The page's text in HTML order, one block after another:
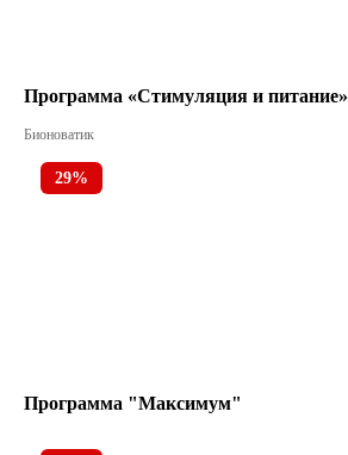
Программа «Стимуляция и питание»
Бионоватик
29%
Программа "Максимум"